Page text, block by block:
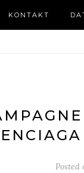
KONTAKT
Posted